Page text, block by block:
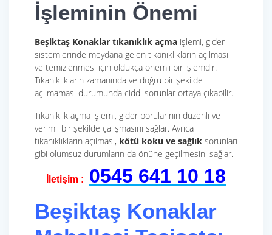
İşleminin Önemi
Beşiktaş Konaklar tıkanıklık açma işlemi, gider
sistemlerinde meydana gelen tıkanıklıkların açılması
ve temizlenmesi için oldukça önemli bir işlemdir.
Tıkanıklıkların zamanında ve doğru bir şekilde
açılmaması durumunda ciddi sorunlar ortaya çıkabilir.
Tıkanıklık açma işlemi, gider borularının düzenli ve
verimli bir şekilde çalışmasını sağlar. Ayrıca
tıkanıklıkların açılması, kötü koku ve sağlık sorunları
gibi olumsuz durumların da önüne geçilmesini sağlar.
İletişim : 0545 641 10 18
Beşiktaş Konaklar